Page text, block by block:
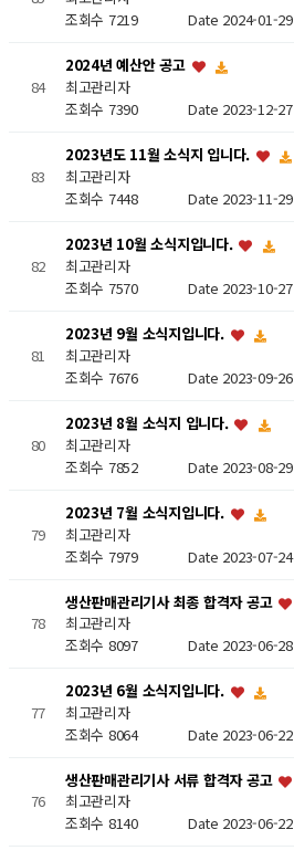
조회수 7219 Date 2024-01-29
84
2024년 예산안 공고
최고관리자
조회수 7390 Date 2023-12-27
83
2023년도 11월 소식지 입니다.
최고관리자
조회수 7448 Date 2023-11-29
82
2023년 10월 소식지입니다.
최고관리자
조회수 7570 Date 2023-10-27
81
2023년 9월 소식지입니다.
최고관리자
조회수 7676 Date 2023-09-26
80
2023년 8월 소식지 입니다.
최고관리자
조회수 7852 Date 2023-08-29
79
2023년 7월 소식지입니다.
최고관리자
조회수 7979 Date 2023-07-24
78
생산판매관리기사 최종 합격자 공고
최고관리자
조회수 8097 Date 2023-06-28
77
2023년 6월 소식지입니다.
최고관리자
조회수 8064 Date 2023-06-22
76
생산판매관리기사 서류 합격자 공고
최고관리자
조회수 8140 Date 2023-06-22